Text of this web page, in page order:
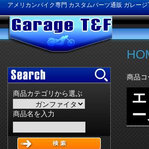
アメリカンバイク専門 カスタムパーツ通販 ガレージ
商品カテゴリから選ぶ
商品名を入力
商品コ